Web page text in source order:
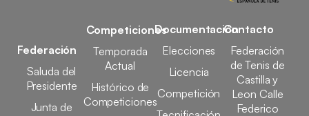
Federación
Saluda del
Presidente
Junta de
Competiciones
Temporada
Actual
Histórico de
Competiciones
Documentación
Elecciones
Licencia
Competición
Contacto
Federación
de Tenis de
Castilla y
Leon Calle
Federico